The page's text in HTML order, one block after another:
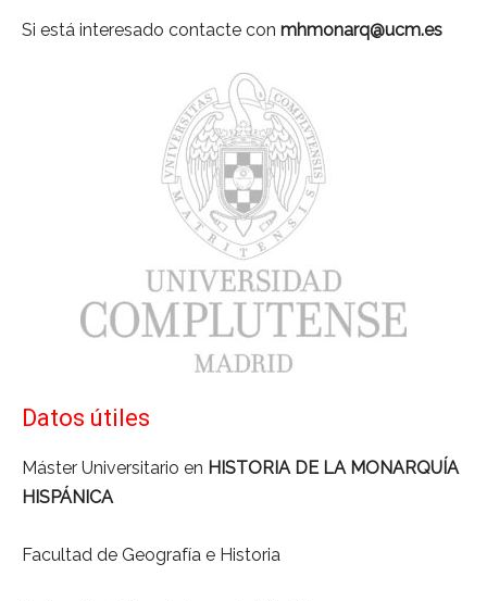
Si está interesado contacte con mhmonarq@ucm.es
Datos útiles
Máster Universitario en HISTORIA DE LA MONARQUÍA
HISPÁNICA
Facultad de Geografía e Historia